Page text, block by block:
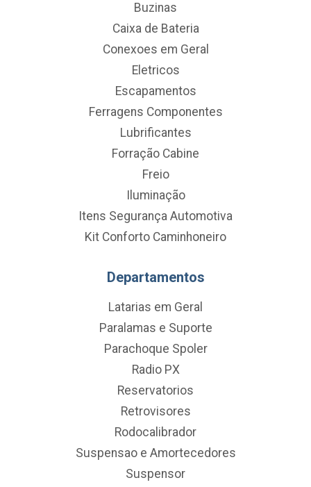
Buzinas
Caixa de Bateria
Conexoes em Geral
Eletricos
Escapamentos
Ferragens Componentes
Lubrificantes
Forração Cabine
Freio
Iluminação
Itens Segurança Automotiva
Kit Conforto Caminhoneiro
Departamentos
Latarias em Geral
Paralamas e Suporte
Parachoque Spoler
Radio PX
Reservatorios
Retrovisores
Rodocalibrador
Suspensao e Amortecedores
Suspensor